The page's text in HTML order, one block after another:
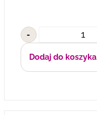
-
Dodaj do koszyka